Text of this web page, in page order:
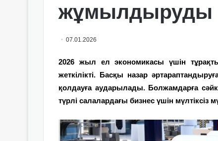
жұмылдыруды
07.01.2026
2026 жыл ел экономикасы үшін
жеткілікті. Басқы назар
қолдауға аударылады. Болжамдарға
түрлі салалардағы бизнес үшін мүлтіксіз